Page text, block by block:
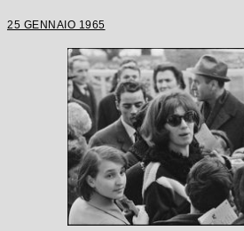
25 GENNAIO 1965